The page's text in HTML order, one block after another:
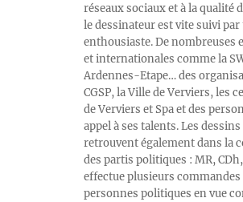
réseaux sociaux et à la qualité
le dessinateur est vite suivi
enthousiaste. De nombreuses
et internationales comme la
Ardennes-Etape… des
CGSP, la Ville de Verviers, les
de Verviers et Spa et des
appel à ses talents. Les dessins
retrouvent également dans la
des partis politiques : MR,
effectue plusieurs commandes
personnes politiques en vue